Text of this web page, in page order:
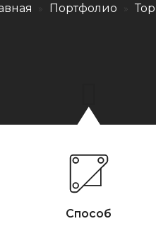
» Портфолио »
Способ